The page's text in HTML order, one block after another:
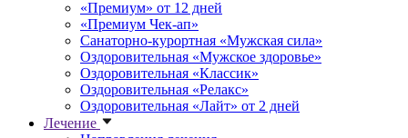
«Премиум» от 12 дней
«Премиум Чек-ап»
Санаторно-курортная «Мужская сила»
Оздоровительная «Мужское здоровье»
Оздоровительная «Классик»
Оздоровительная «Релакс»
Оздоровительная «Лайт» от 2 дней
Лечение